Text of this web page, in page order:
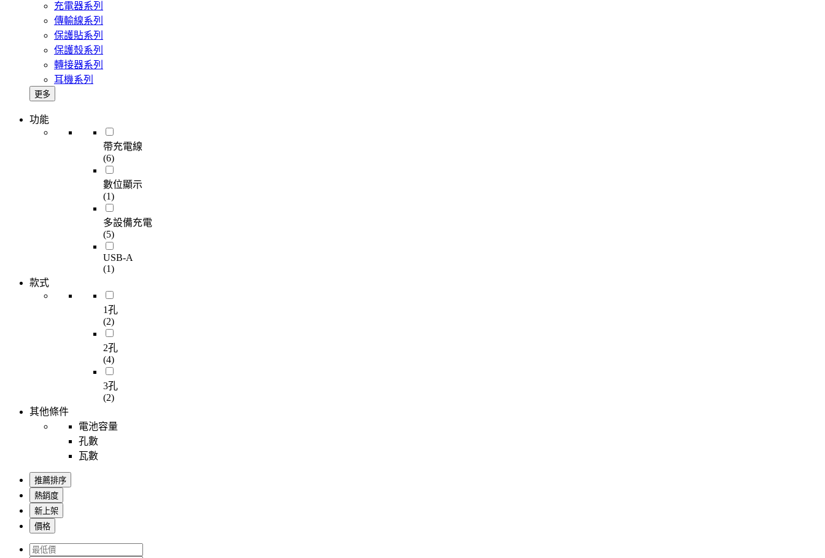
充電器系列
傳輸線系列
保護貼系列
保護殼系列
轉接器系列
耳機系列
更多
功能
帶充電線
(6)
數位顯示
(1)
多設備充電
(5)
USB-A
(1)
款式
1孔
(2)
2孔
(4)
3孔
(2)
其他條件
電池容量
孔數
瓦數
推薦排序
熱銷度
新上架
價格